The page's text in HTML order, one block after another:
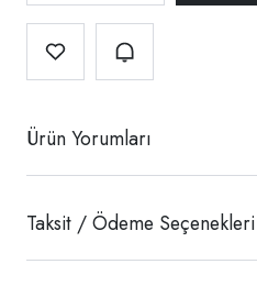
Ürün Yorumları
Taksit / Ödeme Seçenekleri